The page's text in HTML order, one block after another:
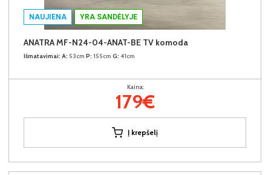
NAUJIENA YRA SANDĖLYJE
ANATRA MF-N24-04-ANAT-BE TV komoda
Išmatavimai: A: 53cm P: 155cm G: 41cm
Kaina:
179€
Į krepšelį